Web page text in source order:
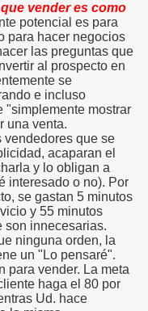
vender es como
potencial es para
para hacer negocios
las preguntas que
al prospecto en
se
e incluso
"simplemente mostrar
una venta.
vendedores que se
acaparan el
y lo obligan a
interesado o no). Por
se gastan 5 minutos
y 55 minutos
son innecesarias.
ninguna orden, la
un "Lo pensaré".
para vender. La meta
haga el 80 por
Ud. hace